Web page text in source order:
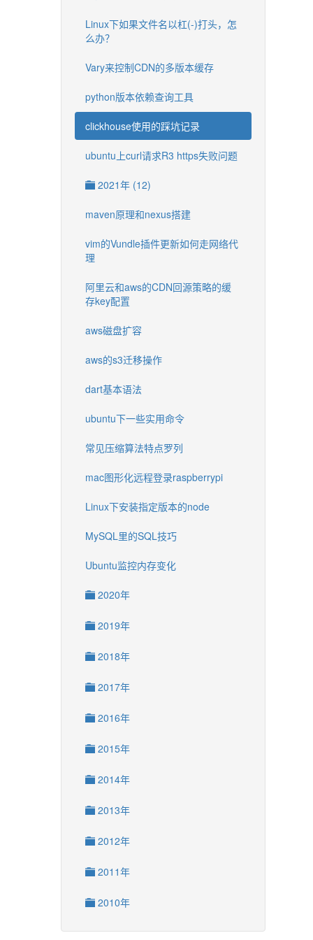
Linux下如果文件名以杠(-)打头，怎
么办？
Vary来控制CDN的多版本缓存
python版本依赖查询工具
clickhouse使用的踩坑记录
ubuntu上curl请求R3 https失败问题
2021年 (12)
maven原理和nexus搭建
vim的Vundle插件更新如何走网络代
理
阿里云和aws的CDN回源策略的缓
存key配置
aws磁盘扩容
aws的s3迁移操作
dart基本语法
ubuntu下一些实用命令
常见压缩算法特点罗列
mac图形化远程登录raspberrypi
Linux下安装指定版本的node
MySQL里的SQL技巧
Ubuntu监控内存变化
2020年
2019年
2018年
2017年
2016年
2015年
2014年
2013年
2012年
2011年
2010年